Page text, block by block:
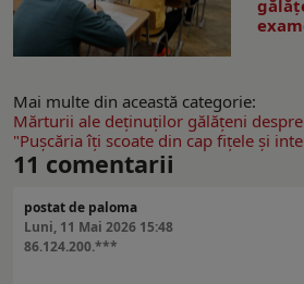
Mai multe din această categorie:
Mărturii ale deţinuţilor gălăţeni
"Puşcăria îţi scoate din cap fiţele şi
11 comentarii
postat de paloma
Luni, 11 Mai 2026 15:48
86.124.200.***